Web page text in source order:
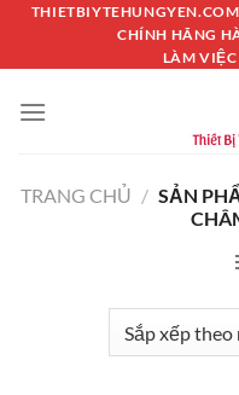
Chuyển
nội
dung
CHÍNH HÃNG
LÀM VIỆC
TRANG CHỦ / SẢN